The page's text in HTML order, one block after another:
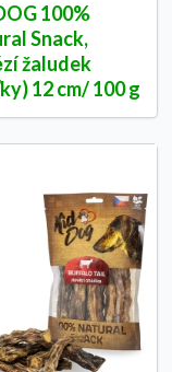
100%
Snack,
žaludek
12 cm/ 100 g